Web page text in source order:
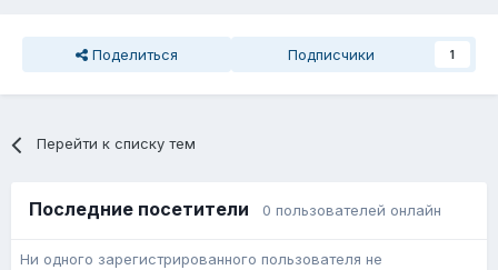
Поделиться Подписчики 1
Перейти к списку тем
Последние посетители 0 пользователей онлайн
Ни одного зарегистрированного пользователя не